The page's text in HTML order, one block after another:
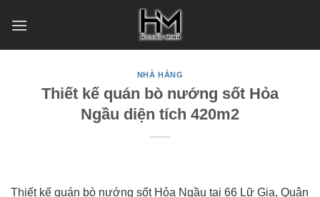
NHÀ HÀNG
Thiết kế quán bò nướng sốt Hỏa
Ngầu diện tích 420m2
Thiết kế quán bò nướng sốt Hỏa Ngầu tại 66 Lữ Gia, Quận